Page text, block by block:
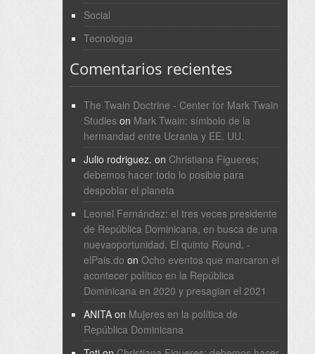
Social
Tecnología
Comentarios recientes
The Twain Doctrine - Center for Mark Twain
Studieson Mark Twain: símbolo de la
hermandad entre Ucrania y EE. UU.
Julio rodriguez. on Christiana Figueres;
debemos hacer todo lo posible para
despoblar el planeta
Leonel Fernández: el tres veces presidente
de República Dominicana, en busca de una
nuevaoportunidad. El quinto Round. -
elPais.do on Ocho eventos que marcaron el
acontecer político en la República
Dominicana en 2020 y presagian el 2021
ANITAon Mujeres en la política de
República Dominicana